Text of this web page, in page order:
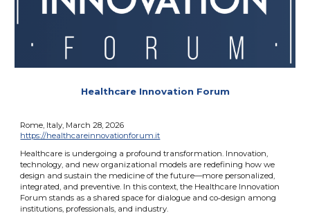
Healthcare Innovation Forum
Rome, Italy, March 28, 2026
https://healthcareinnovationforum.it
Healthcare is undergoing a profound transformation. Innovation,
technology, and new organizational models are redefining how we
design and sustain the medicine of the future—more personalized,
integrated, and preventive. In this context, the Healthcare Innovation
Forum stands as a shared space for dialogue and co‑design among
institutions, professionals, and industry.